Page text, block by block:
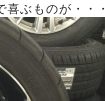
喜ぶものが・・・